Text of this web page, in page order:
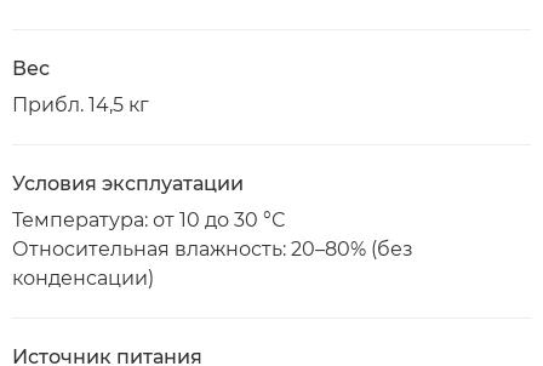
Вес
Прибл. 14,5 кг
Условия эксплуатации
Температура: от 10 до 30 °С
Относительная влажность: 20–80% (без
конденсации)
Источник питания